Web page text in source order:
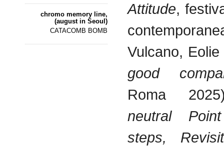
chromo memory line,
(august in Seoul)
CATACOMB BOMB
Attitude,
Vulcano,
good
Roma
neutral
steps,